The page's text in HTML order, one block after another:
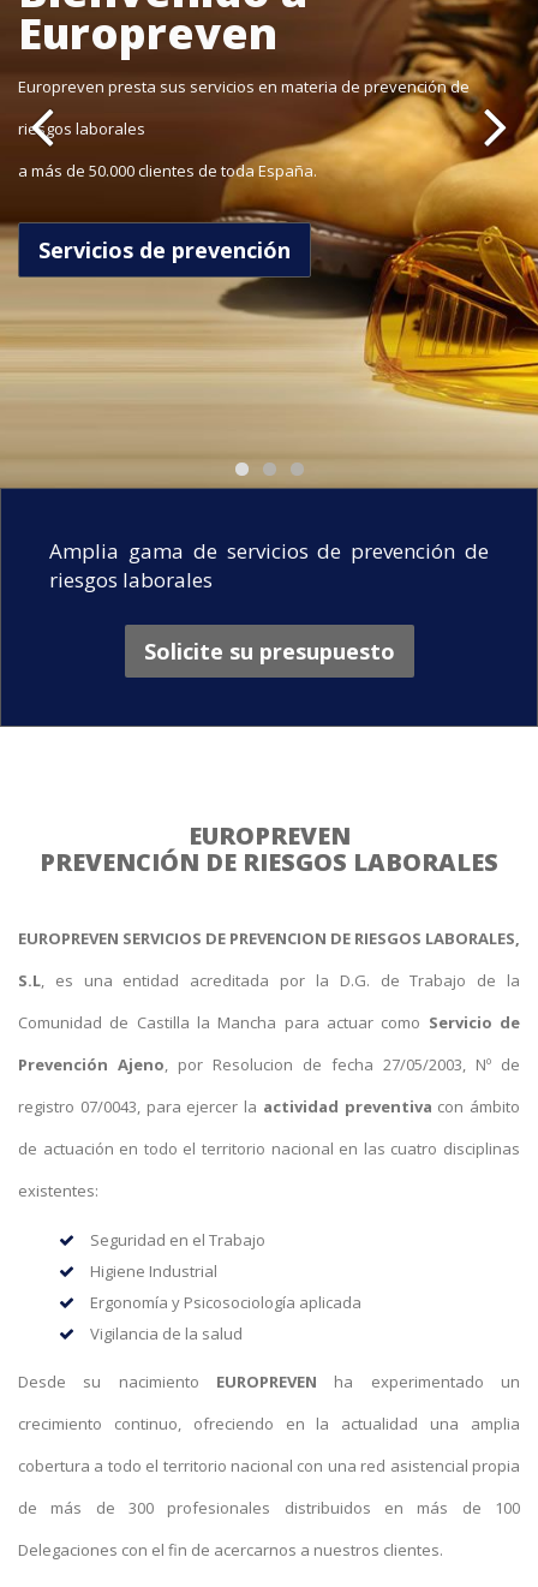
Europreven
Europreven presta sus servicios en materia de prevención de
riesgos laborales
a más de 50.000 clientes de toda España.
Servicios de prevención
atención
personalizada y
gestión integral
Son las premisas que avalan nuestro que hacer diario
Amplia gama de servicios de prevención de
riesgos laborales
Solicite su presupuesto
EUROPREVEN
PREVENCIÓN DE RIESGOS LABORALES
EUROPREVEN SERVICIOS DE PREVENCION DE RIESGOS LABORALES,
S.L, es una entidad acreditada por la D.G. de Trabajo de la
Comunidad de Castilla la Mancha para actuar como Servicio de
Prevención Ajeno, por Resolucion de fecha 27/05/2003, Nº de
registro 07/0043, para ejercer la actividad preventiva con ámbito
de actuación en todo el territorio nacional en las cuatro disciplinas
existentes:
Seguridad en el Trabajo
Higiene Industrial
Ergonomía y Psicosociología aplicada
Vigilancia de la salud
Desde su nacimiento EUROPREVEN ha experimentado un
crecimiento continuo, ofreciendo en la actualidad una amplia
cobertura a todo el territorio nacional con una red asistencial propia
de más de 300 profesionales distribuidos en más de 100
Delegaciones con el fin de acercarnos a nuestros clientes.